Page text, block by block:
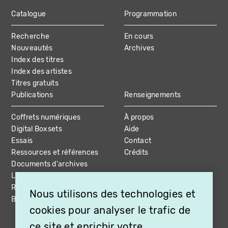
MAIN
NAVIGATION
Catalogue
Recherche
Nouveautés
Index des titres
Index des artistes
Titres gratuits
Programmation
En cours
Archives
Publications
Coffrets numériques
Digital Boxsets
Essais
Ressources et références
Documents d'archives
Livres et coffrets
Ressources vidéo
Bibliographie
Renseignements
À propos
Aide
Contact
Crédits
Nous utilisons des technologies et
cookies pour analyser le trafic de